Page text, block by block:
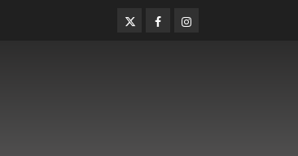
TwitterFacebookInstagram